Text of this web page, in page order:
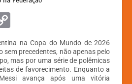
p
y
na Copa do Mundo de 2026
sem precedentes, não apenas pelo
mas por uma série de polêmicas
de favorecimento. Enquanto a
avança após uma vitória